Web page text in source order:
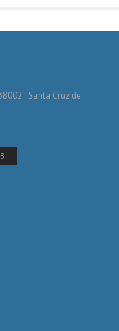
· Santa Cruz de